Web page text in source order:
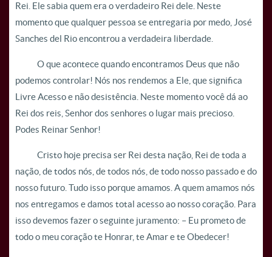
Rei. Ele sabia quem era o verdadeiro Rei dele. Neste
momento que qualquer pessoa se entregaria por medo, José
Sanches del Rio encontrou a verdadeira liberdade.
O que acontece quando encontramos Deus que não
podemos controlar! Nós nos rendemos a Ele, que significa
Livre Acesso e não desistência. Neste momento você dá ao
Rei dos reis, Senhor dos senhores o lugar mais precioso.
Podes Reinar Senhor!
Cristo hoje precisa ser Rei desta nação, Rei de toda a
nação, de todos nós, de todos nós, de todo nosso passado e do
nosso futuro. Tudo isso porque amamos. A quem amamos nós
nos entregamos e damos total acesso ao nosso coração. Para
isso devemos fazer o seguinte juramento: – Eu prometo de
todo o meu coração te Honrar, te Amar e te Obedecer!